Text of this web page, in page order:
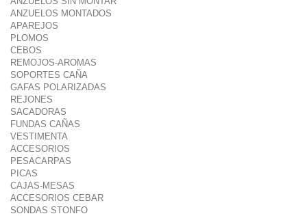
ANZUELOS MONTADOS
APAREJOS
PLOMOS
CEBOS
REMOJOS-AROMAS
SOPORTES CAÑA
GAFAS POLARIZADAS
REJONES
SACADORAS
FUNDAS CAÑAS
VESTIMENTA
ACCESORIOS
PESACARPAS
PICAS
CAJAS-MESAS
ACCESORIOS CEBAR
SONDAS STONFO